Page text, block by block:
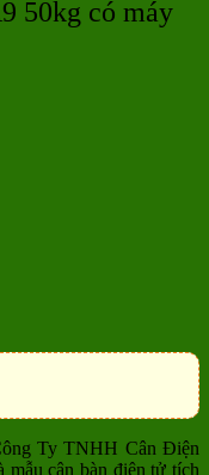
50kg có máy
Ty TNHH Cân Điện
cân bàn điện tử tích